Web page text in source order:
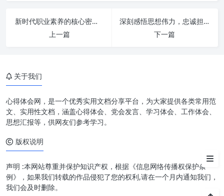
新时代职业素养的核心密码：深度解读“讲政治 守纪律 负责任 有效率”
上一篇
深刻感悟思想伟力，忠诚担当勇毅前行：新时代奋斗者的精神航标
下一篇
苦修“内功”：筑牢新时代办公室
工作的精神基石与能力内核
室工作的核心价值与时代使命
新时代背景下的办公室工作：持
关于我们
心得体会网，是一个优秀实用文档分享平台，为大家提供各类常用范
文、实用性文档，涵盖心得体会、党会发言、学习体会、工作体会、
思想汇报等，供网友们参考学习。
版权说明
声明 :本网站尊重并保护知识产权，根据《信息网络传播权保护条
例》，如果我们转载的作品侵犯了您的权利,请在一个月内通知我们，
我们会及时删除。